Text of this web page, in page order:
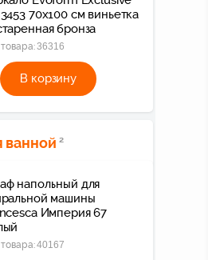
70x100 см виньетка
бронза
товара:36316
В корзину
ванной 2
напольный для
машины
Империя 67
товара:40167